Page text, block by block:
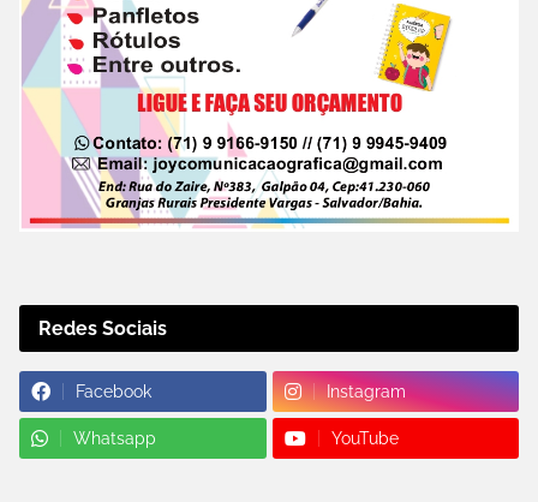
Redes Sociais
Facebook Instagram
Whatsapp YouTube